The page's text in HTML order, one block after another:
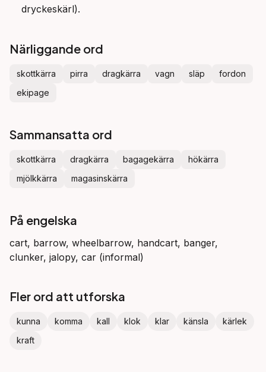
dryckeskärl).
Närliggande ord
skottkärra pirra dragkärra vagn släp
fordon
ekipage
Sammansatta ord
skottkärra dragkärra bagagekärra
hökärra
mjölkkärra
magasinskärra
På engelska
cart, barrow, wheelbarrow, handcart, banger,
clunker, jalopy, car (informal)
Fler ord att utforska
kunna komma kall klok klar känsla
kärlek
kraft